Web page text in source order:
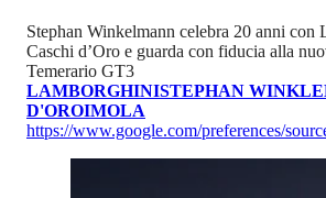
Stephan Winkelmann celebra 20 anni con
Caschi d’Oro e guarda con fiducia alla
Temerario GT3
LAMBORGHINISTEPHAN
D'OROIMOLA
https://www.google.com/preferences/